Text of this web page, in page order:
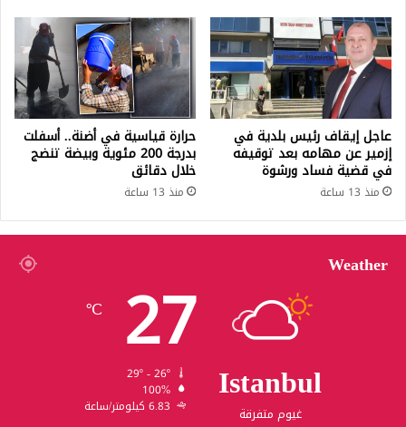
عاجل إيقاف رئيس بلدية في
إزمير عن مهامه بعد توقيفه
في قضية فساد ورشوة
منذ 13 ساعة
حرارة قياسية في أضنة.. أسفلت
بدرجة 200 مئوية وبيضة تنضج
خلال دقائق
منذ 13 ساعة
Weather
Istanbul
غيوم متفرقة
27
℃
100%
6.83 كيلومتر/ساعة